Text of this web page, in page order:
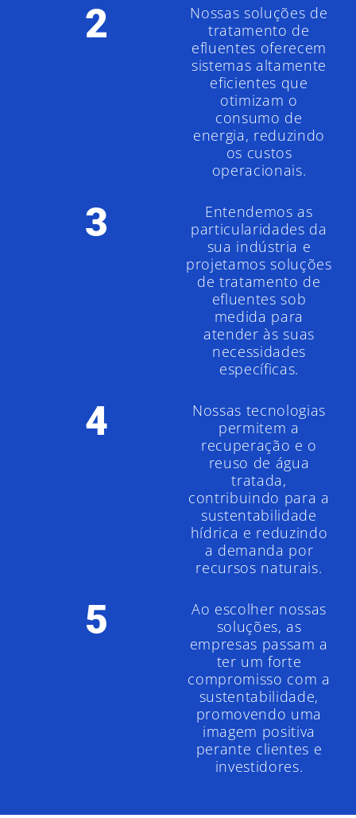
2
Nossas soluções de
tratamento de
efluentes oferecem
sistemas altamente
eficientes que
otimizam o
consumo de
energia, reduzindo
os custos
operacionais.
3
Entendemos as
particularidades da
sua indústria e
projetamos soluções
de tratamento de
efluentes sob
medida para
atender às suas
necessidades
específicas.
4
Nossas tecnologias
permitem a
recuperação e o
reuso de água
tratada,
contribuindo para a
sustentabilidade
hídrica e reduzindo
a demanda por
recursos naturais.
5
Ao escolher nossas
soluções, as
empresas passam a
ter um forte
compromisso com a
sustentabilidade,
promovendo uma
imagem positiva
perante clientes e
investidores.